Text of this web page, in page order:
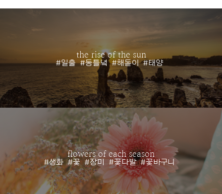
the rise of the sun
#일출 #동틀녘 #해돋이 #태양
flowers of each season
#생화 #꽃 #장미 #꽃다발 #꽃바구니